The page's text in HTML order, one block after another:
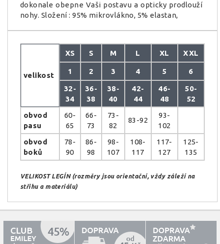
dokonale obepne Vaši postavu a opticky prodlouží
nohy. Složení : 95% mikrovlákno, 5% elastan,
velikost
XS S M L XL XXL
1 2 3 4 5 6
32-
34
36-
38
38-
40
42-
44
46-
48
50-
52
obvod
pasu
60-
65
66-
73
73-
82
83-92
93-
102
obvod
boků
78-
90
86-
98
98-
107
108-
117
117-
127
125-
135
VELIKOST LEGÍN (rozměry jsou orientační, vždy záleží na
střihu a materiálu)